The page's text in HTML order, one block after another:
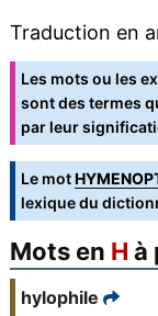
Traduction en
Les mots ou les
sont des termes
par leur
Le mot
lexique du
Mots en H à
hylophile